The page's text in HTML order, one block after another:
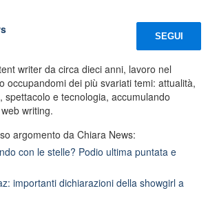
SEGUI
writer da circa dieci anni, lavoro nel
occupandomi dei più svariati temi: attualità,
spettacolo e tecnologia, accumulando
writing.
argomento da Chiara News:
con le stelle? Podio ultima puntata e
importanti dichiarazioni della showgirl a